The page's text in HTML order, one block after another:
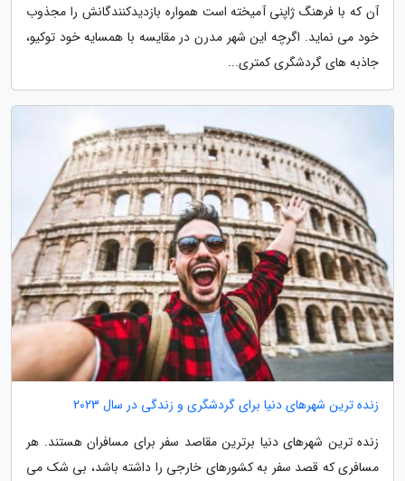
آن که با فرهنگ ژاپنی آمیخته است همواره بازدیدکنندگانش را مجذوب
خود می نماید. اگرچه این شهر مدرن در مقایسه با همسایه خود توکیو،
جاذبه های گردشگری کمتری...
زنده ترین شهرهای دنیا برای گردشگری و زندگی در سال 2023
زنده ترین شهرهای دنیا برترین مقاصد سفر برای مسافران هستند. هر
مسافری که قصد سفر به کشورهای خارجی را داشته باشد، بی شک می